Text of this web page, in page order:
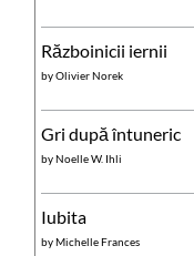
Războinicii iernii
byOlivier Norek
Gri după întuneric
byNoelle W. Ihli
Iubita
byMichelle Frances